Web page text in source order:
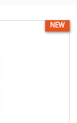
NEW